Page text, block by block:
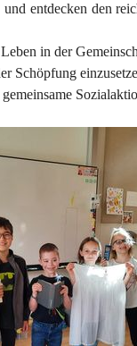
entdecken den
in der
Schöpfung